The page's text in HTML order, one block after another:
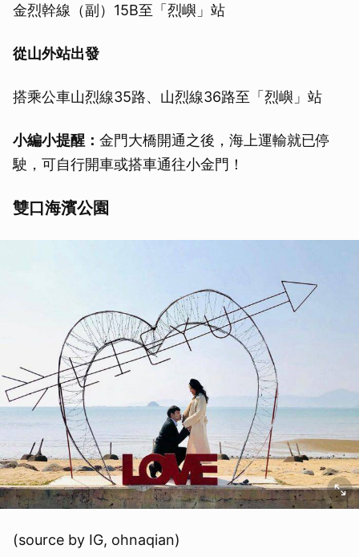
金烈幹線（副）15B至「烈嶼」站
從山外站出發
搭乘公車山烈線35路、山烈線36路至「烈嶼」站
小編小提醒： 金門大橋開通之後，海上運輸就已停
駛，可自行開車或搭車通往小金門！
雙口海濱公園
(source by IG, ohnaqian)